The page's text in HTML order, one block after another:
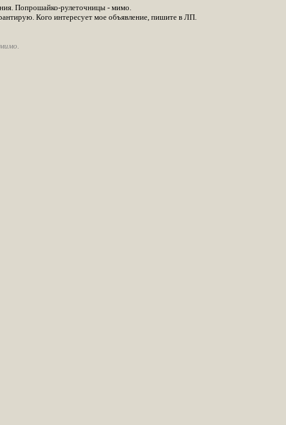
Попрошайко-рулеточницы - мимо.
Кого интересует мое объявление, пишите в ЛП.